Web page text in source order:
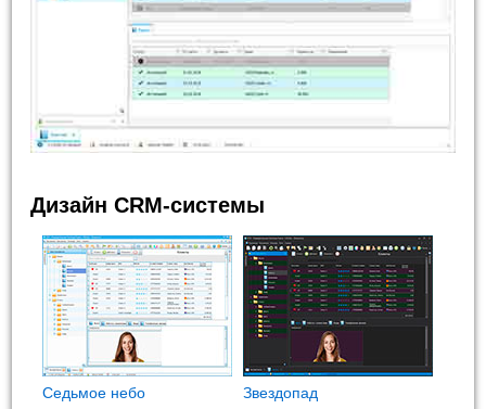
Дизайн CRM-системы
Седьмое небо Звездопад